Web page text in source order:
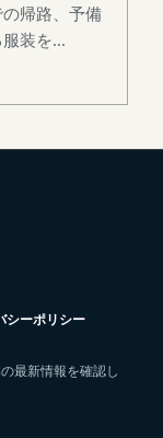
帰路、予備
装を...
シーポリシー
最新情報を確認し